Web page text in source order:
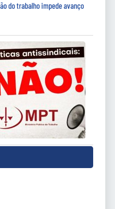
do trabalho impede avanço